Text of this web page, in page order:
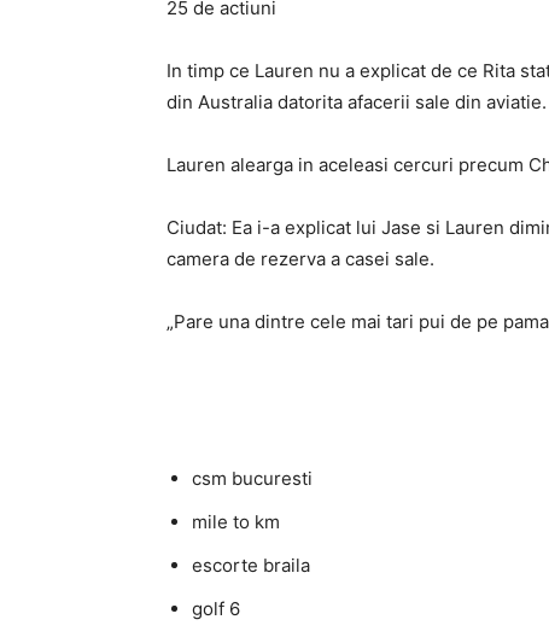
25 de actiuni
In timp ce Lauren nu a explicat de ce Rita
din Australia datorita afacerii sale din aviatie.
Lauren alearga in aceleasi cercuri precum
Ciudat: Ea i-a explicat lui Jase si Lauren
camera de rezerva a casei sale.
„Pare una dintre cele mai tari pui de pe
csm bucuresti
mile to km
escorte braila
golf 6